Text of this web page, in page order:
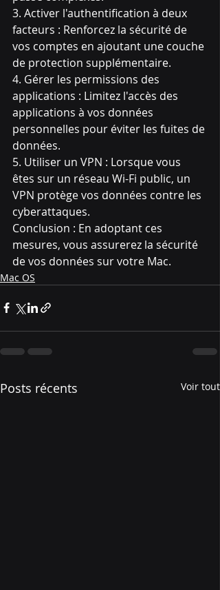
3. Activer l'authentification à deux
facteurs : Renforcez la sécurité de
vos comptes en ajoutant une couche
de protection supplémentaire.
4. Gérer les permissions des
applications : Limitez l'accès des
applications à vos données
personnelles pour éviter les fuites de
données.
5. Utiliser un VPN : Lorsque vous
êtes sur un réseau Wi-Fi public, un
VPN protège vos données contre les
cyberattaques.
Conclusion : En adoptant ces
mesures, vous assurerez la sécurité
de vos données sur votre Mac.
Mac OS
Posts récents Voir tout